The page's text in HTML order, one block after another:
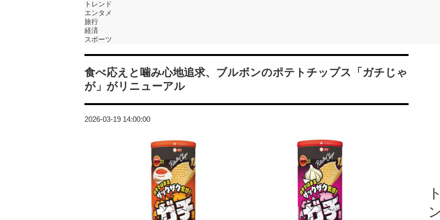
トレンド
エンタメ
旅行
経済
スポーツ
食べ応えと噛み心地追求、ブルボンのポテトチップス「ガチじゃ
が」がリニューアル
2026-03-19 14:00:00